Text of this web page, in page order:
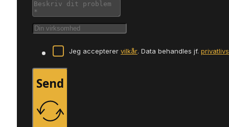
Jeg accepterer vilkår. Data behandles jf.
Send